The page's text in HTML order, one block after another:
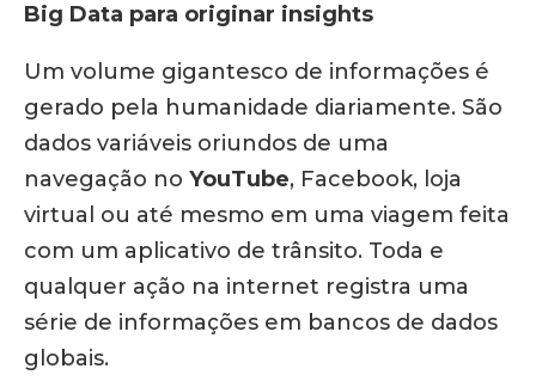
Big Data para originar insights
Um volume gigantesco de informações é
gerado pela humanidade diariamente. São
dados variáveis oriundos de uma
navegação no YouTube, Facebook, loja
virtual ou até mesmo em uma viagem feita
com um aplicativo de trânsito. Toda e
qualquer ação na internet registra uma
série de informações em bancos de dados
globais.